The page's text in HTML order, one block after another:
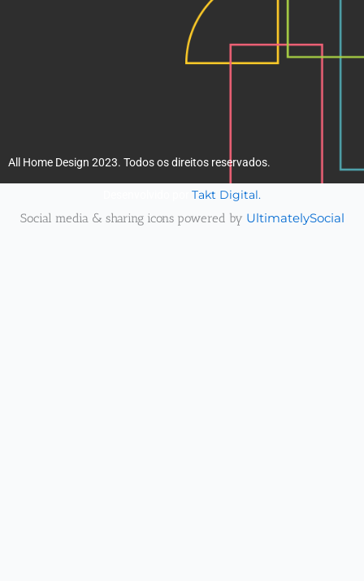
All Home Design 2023. Todos os direitos reservados.
Takt Digital.
Social media & sharing icons powered by UltimatelySocial